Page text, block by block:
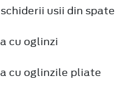
usii din spate
cu oglinzi
cu oglinzile pliate